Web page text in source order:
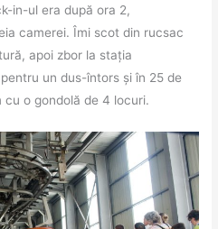
in-ul era după ora 2,
camerei. Îmi scot din rucsac
apoi zbor la stația
un dus-întors și în 25 de
o gondolă de 4 locuri.